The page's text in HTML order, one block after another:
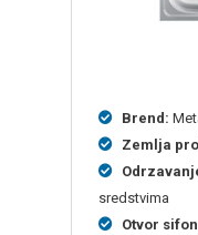
Brend:
Zemlja
sredstvima
Otvor